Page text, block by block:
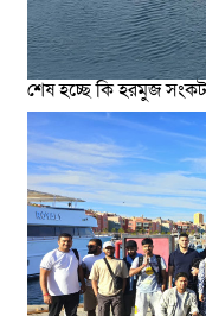
শেষ হচ্ছে কি হরমুজ